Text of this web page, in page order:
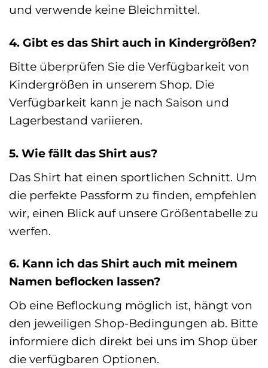
und verwende keine Bleichmittel.
4. Gibt es das Shirt auch in Kindergrößen?
Bitte überprüfen Sie die Verfügbarkeit von
Kindergrößen in unserem Shop. Die
Verfügbarkeit kann je nach Saison und
Lagerbestand variieren.
5. Wie fällt das Shirt aus?
Das Shirt hat einen sportlichen Schnitt. Um
die perfekte Passform zu finden, empfehlen
wir, einen Blick auf unsere Größentabelle zu
werfen.
6. Kann ich das Shirt auch mit meinem
Namen beflocken lassen?
Ob eine Beflockung möglich ist, hängt von
den jeweiligen Shop-Bedingungen ab. Bitte
informiere dich direkt bei uns im Shop über
die verfügbaren Optionen.